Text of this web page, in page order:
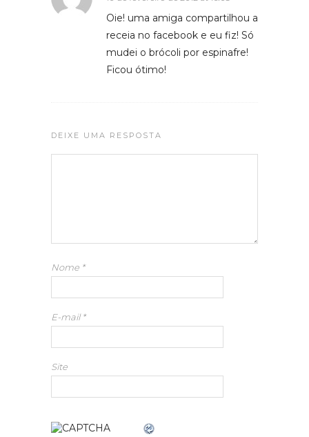
Oie! uma amiga compartilhou a
receia no facebook e eu fiz! Só
mudei o brócoli por espinafre!
Ficou ótimo!
DEIXE UMA RESPOSTA
Nome *
E-mail*
Site